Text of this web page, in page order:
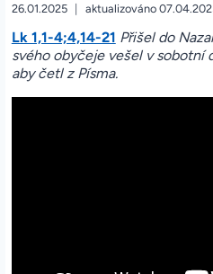
26.01.2025 aktualizováno
Lk 1,1-4;4,14-21 Přišel do
svého obyčeje vešel v sobotní
aby četl z Písma.